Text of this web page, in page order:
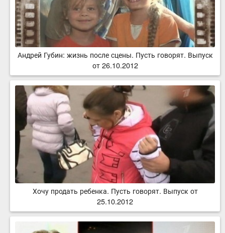
Андрей Губин: жизнь после сцены. Пусть говорят. Выпуск
от 26.10.2012
Хочу продать ребенка. Пусть говорят. Выпуск от
25.10.2012